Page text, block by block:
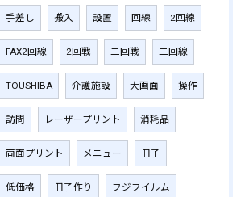
手差し 搬入 設置 回線 2回線
FAX2回線 2回戦 二回戦 二回線
TOUSHIBA 介護施設 大画面 操作
訪問 レーザープリント 消耗品
両面プリント メニュー 冊子
低価格 冊子作り フジフイルム